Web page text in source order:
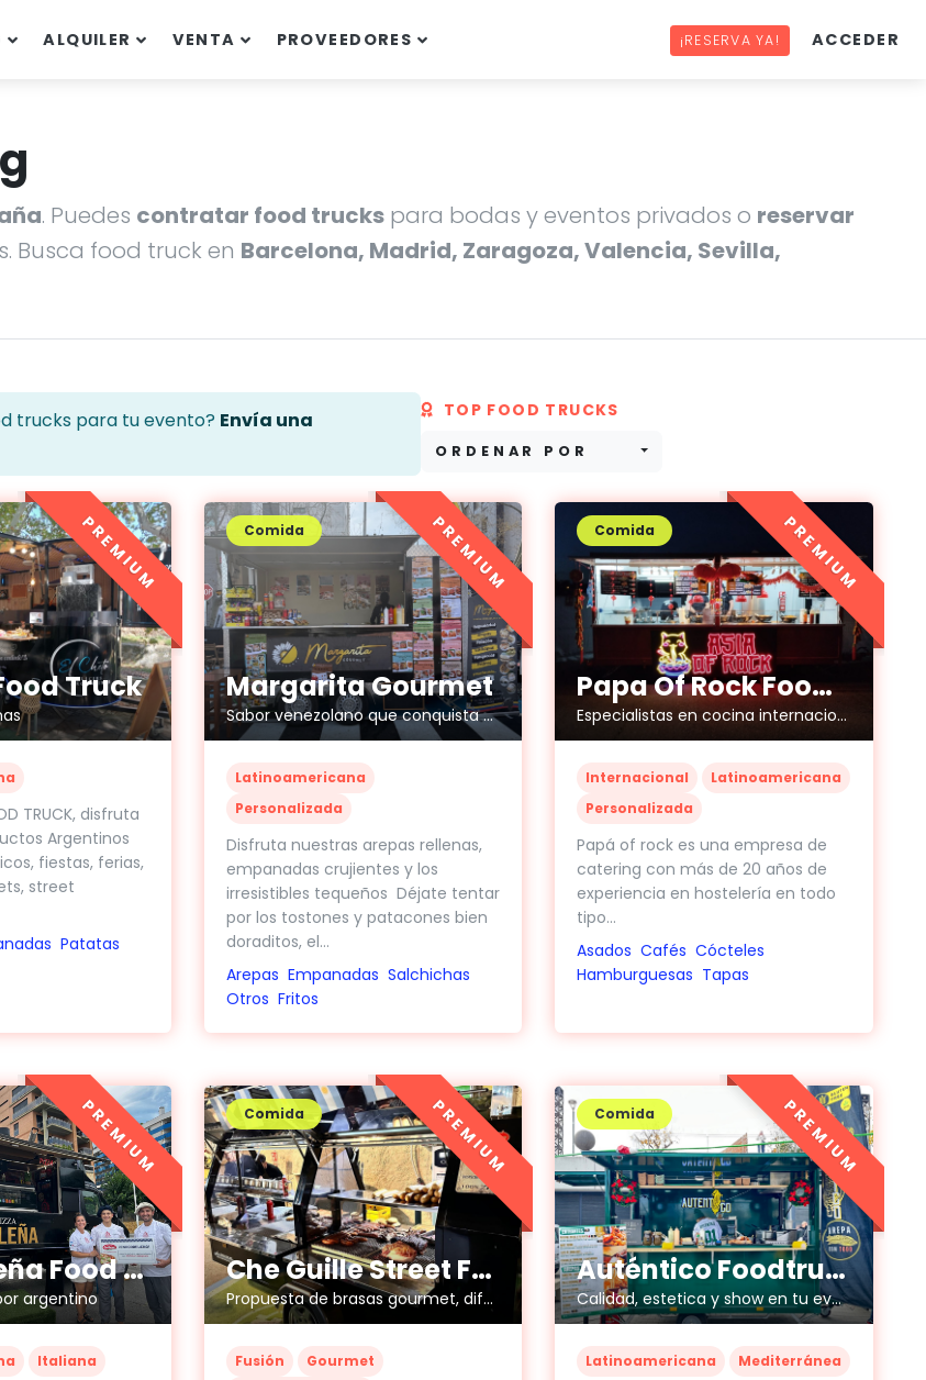
ALQUILER VENTA PROVEEDORES ¡RESERVA YA! ACCEDER
. Puedes contratar food trucks para bodas y eventos privados o reservar
Busca food truck en Barcelona, Madrid, Zaragoza, Valencia, Sevilla,
trucks para tu evento? Envía una
TOP FOOD TRUCKS
ORDENAR POR
Truck
TRUCK, disfruta
Argentinos
fiestas, ferias,
street
Patatas
PREMIUM
Margarita Gourmet
Sabor venezolano que conquista corazones
Comida
Latinoamericana
Personalizada
Disfruta nuestras arepas rellenas,
empanadas crujientes y los
irresistibles tequeños Déjate tentar
por los tostones y patacones bien
doraditos, el...
Arepas Empanadas Salchichas
Otros Fritos
PREMIUM
Papa Of Rock Food Truck
Especialistas en cocina internacional y urbana
Comida
Internacional
Latinoamericana
Personalizada
Papá of rock es una empresa de
catering con más de 20 años de
experiencia en hostelería en todo
tipo...
Asados Cafés Cócteles
Hamburguesas Tapas
PREMIUM
Tutto a Leña Food Truck
argentino
Italiana
PREMIUM
Che Guille Street Food
Propuesta de brasas gourmet, diferente y original. Ideal para espacios al aire libre.
Comida
Fusión
Gourmet
PREMIUM
Auténtico Foodtruck
Calidad, estetica y show en tu evento !
Comida
Latinoamericana Mediterránea
PREMIUM